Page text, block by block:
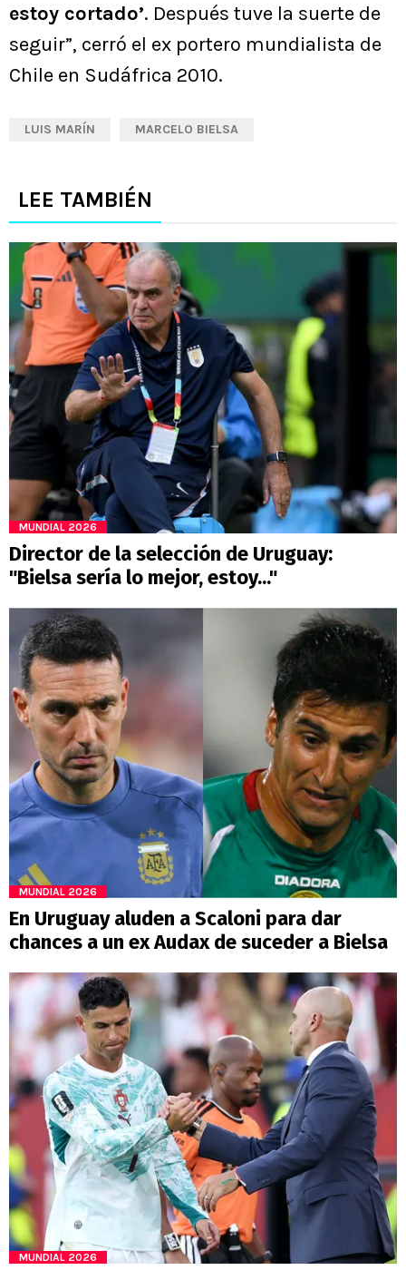
estoy cortado’. Después tuve la suerte de
seguir”, cerró el ex portero mundialista de
Chile en Sudáfrica 2010.
LUIS MARÍN MARCELO BIELSA
LEE TAMBIÉN
MUNDIAL 2026
Director de la selección de Uruguay:
"Bielsa sería lo mejor, estoy..."
MUNDIAL 2026
En Uruguay aluden a Scaloni para dar
chances a un ex Audax de suceder a Bielsa
MUNDIAL 2026